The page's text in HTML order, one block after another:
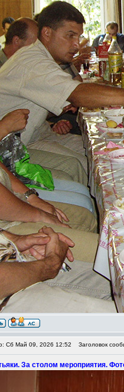
Сб Май 09, 2026 12:52 Заголовок
За столом мероприятия.